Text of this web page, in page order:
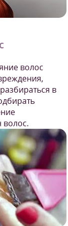
волос
в
волос.